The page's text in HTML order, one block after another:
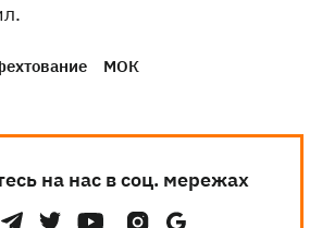
МОК
на нас в соц. мережах